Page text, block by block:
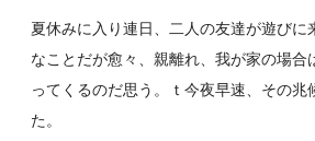
夏休みに入り連日、二人の友達が遊びに
なことだが愈々、親離れ、我が家の場合
ってくるのだ思う。ｔ今夜早速、その兆
た。